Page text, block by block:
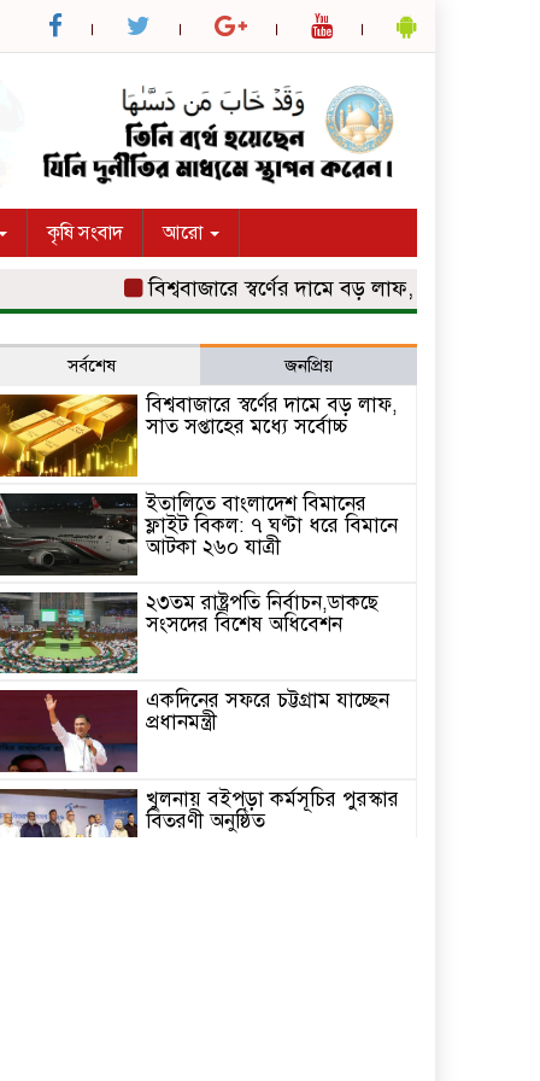
কৃষি সংবাদ আরো
বিশ্ববাজারে স্বর্ণের দামে বড় লাফ, সাত সপ্তাহের মধ্যে
সর্বশেষ জনপ্রিয়
বিশ্ববাজারে স্বর্ণের দামে বড় লাফ,
সাত সপ্তাহের মধ্যে সর্বোচ্চ
ইতালিতে বাংলাদেশ বিমানের
ফ্লাইট বিকল: ৭ ঘণ্টা ধরে বিমানে
আটকা ২৬০ যাত্রী
২৩তম রাষ্ট্রপতি নির্বাচন,ডাকছে
সংসদের বিশেষ অধিবেশন
একদিনের সফরে চট্টগ্রাম যাচ্ছেন
প্রধানমন্ত্রী
খুলনায় বইপড়া কর্মসূচির পুরস্কার
বিতরণী অনুষ্ঠিত